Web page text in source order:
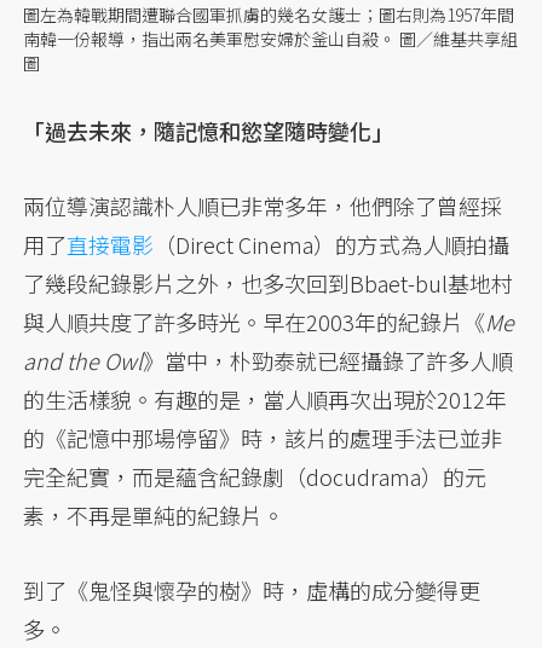
圖左為韓戰期間遭聯合國軍抓虜的幾名女護士；圖右則為1957年間
南韓一份報導，指出兩名美軍慰安婦於釜山自殺。 圖／維基共享組
圖
「過去未來，隨記憶和慾望隨時變化」
兩位導演認識朴人順已非常多年，他們除了曾經採
用了直接電影 （Direct Cinema）的方式為人順拍攝
了幾段紀錄影片之外，也多次回到Bbaet-bul基地村
與人順共度了許多時光。早在2003年的紀錄片《Me
and the Owl》當中，朴勁泰就已經攝錄了許多人順
的生活樣貌。有趣的是，當人順再次出現於2012年
的《記憶中那場停留》時，該片的處理手法已並非
完全紀實，而是蘊含紀錄劇（docudrama）的元
素，不再是單純的紀錄片。
到了《鬼怪與懷孕的樹》時，虛構的成分變得更
多。